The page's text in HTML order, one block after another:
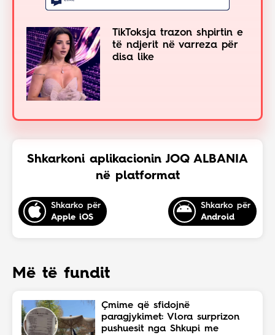
TikToksja trazon shpirtin e
të ndjerit në varreza për
disa like
Shkarkoni aplikacionin JOQ ALBANIA
në platformat
Shkarko për
Apple iOS
Shkarko për
Android
Më të fundit
Çmime që sfidojnë
paragjykimet: Vlora surprizon
pushuesit nga Shkupi me